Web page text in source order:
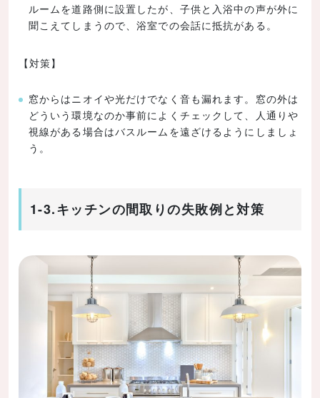
ルームを道路側に設置したが、子供と入浴中の声が外に
聞こえてしまうので、浴室での会話に抵抗がある。
【対策】
窓からはニオイや光だけでなく音も漏れます。窓の外は
どういう環境なのか事前によくチェックして、人通りや
視線がある場合はバスルームを遠ざけるようにしましょ
う。
1-3.キッチンの間取りの失敗例と対策